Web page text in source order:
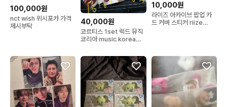
100,000원
nct wish 위시포카 가격
제시부탁
40,000원
코르티스 1set 럭드 뮤직
코리아 music korea
10,000원
라이즈 아카이브 팝업 카
드 커버 스티커 riize